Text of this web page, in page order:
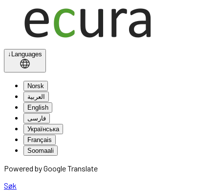
↓ Languages
Norsk
العربية
English
فارسی
Українська
Français
Soomaali
Powered by Google Translate
Søk